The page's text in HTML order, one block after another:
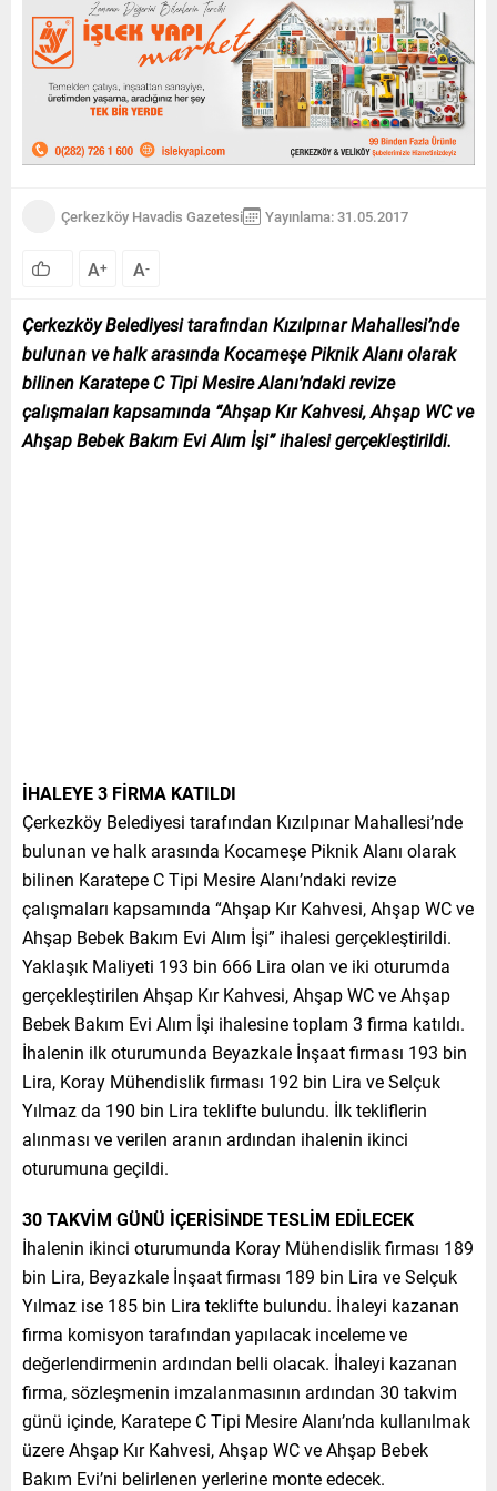
Çerkezköy Havadis Gazetesi Yayınlama: 31.05.2017
A+ A-
Çerkezköy Belediyesi tarafından Kızılpınar Mahallesi’nde
bulunan ve halk arasında Kocameşe Piknik Alanı olarak
bilinen Karatepe C Tipi Mesire Alanı’ndaki revize
çalışmaları kapsamında “Ahşap Kır Kahvesi, Ahşap WC ve
Ahşap Bebek Bakım Evi Alım İşi” ihalesi gerçekleştirildi.
İHALEYE 3 FİRMA KATILDI
Çerkezköy Belediyesi tarafından Kızılpınar Mahallesi’nde
bulunan ve halk arasında Kocameşe Piknik Alanı olarak
bilinen Karatepe C Tipi Mesire Alanı’ndaki revize
çalışmaları kapsamında “Ahşap Kır Kahvesi, Ahşap WC ve
Ahşap Bebek Bakım Evi Alım İşi” ihalesi gerçekleştirildi.
Yaklaşık Maliyeti 193 bin 666 Lira olan ve iki oturumda
gerçekleştirilen Ahşap Kır Kahvesi, Ahşap WC ve Ahşap
Bebek Bakım Evi Alım İşi ihalesine toplam 3 firma katıldı.
İhalenin ilk oturumunda Beyazkale İnşaat firması 193 bin
Lira, Koray Mühendislik firması 192 bin Lira ve Selçuk
Yılmaz da 190 bin Lira teklifte bulundu. İlk tekliflerin
alınması ve verilen aranın ardından ihalenin ikinci
oturumuna geçildi.
30 TAKVİM GÜNÜ İÇERİSİNDE TESLİM EDİLECEK
İhalenin ikinci oturumunda Koray Mühendislik firması 189
bin Lira, Beyazkale İnşaat firması 189 bin Lira ve Selçuk
Yılmaz ise 185 bin Lira teklifte bulundu. İhaleyi kazanan
firma komisyon tarafından yapılacak inceleme ve
değerlendirmenin ardından belli olacak. İhaleyi kazanan
firma, sözleşmenin imzalanmasının ardından 30 takvim
günü içinde, Karatepe C Tipi Mesire Alanı’nda kullanılmak
üzere Ahşap Kır Kahvesi, Ahşap WC ve Ahşap Bebek
Bakım Evi’ni belirlenen yerlerine monte edecek.